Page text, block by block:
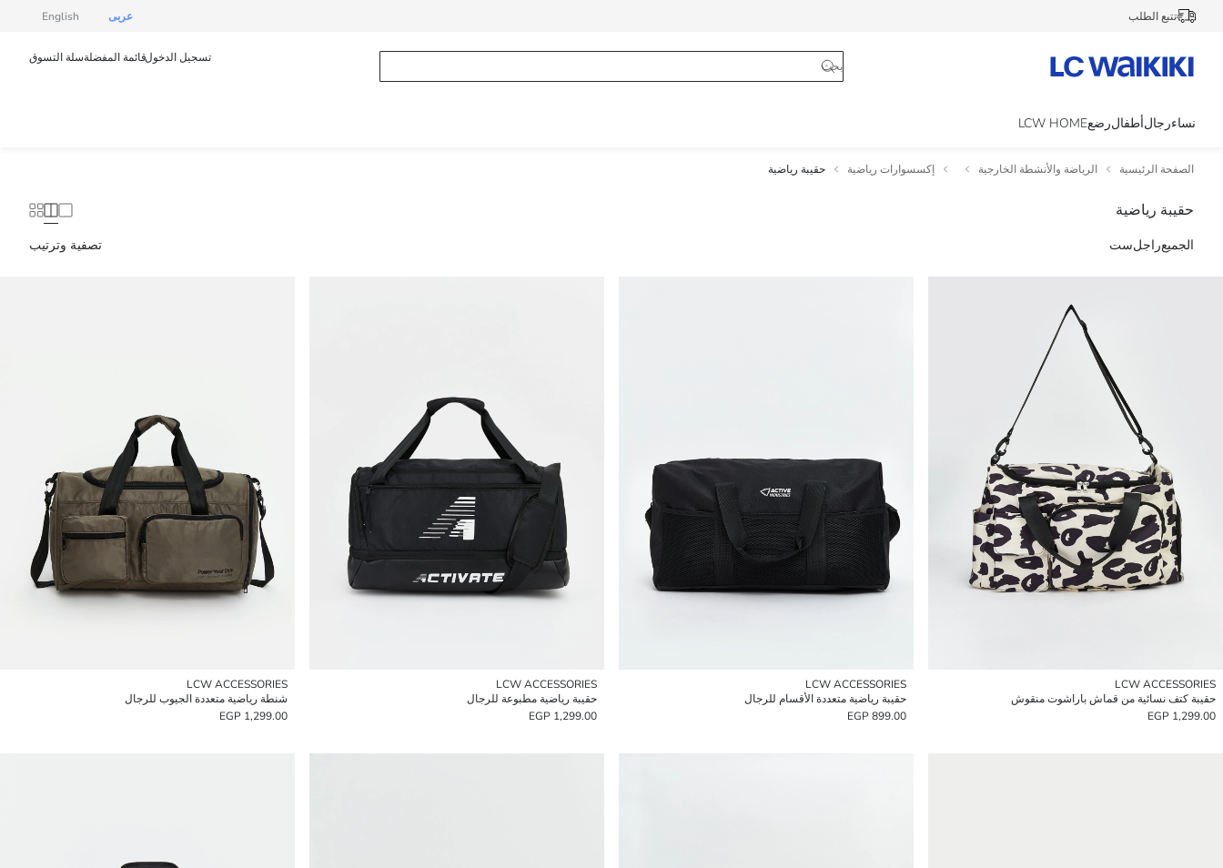
تتبع الطلب عربى English
تسجيل الدخولقائمة المفضلةسلة التسوق
نساءرجالأطفالرضعLCW HOME
الصفحة الرئيسية الرياضة والأنشطة الخارجية إكسسوارات رياضية حقيبة رياضية
حقيبة رياضية
الجميعراجلست تصفية وترتيب
LCW ACCESSORIES
حقيبة كتف نسائية من قماش باراشوت منقوش
1,299.00 EGP
LCW ACCESSORIES
حقيبة رياضية متعددة الأقسام للرجال
899.00 EGP
LCW ACCESSORIES
حقيبة رياضية مطبوعة للرجال
1,299.00 EGP
LCW ACCESSORIES
شنطة رياضية متعددة الجيوب للرجال
1,299.00 EGP